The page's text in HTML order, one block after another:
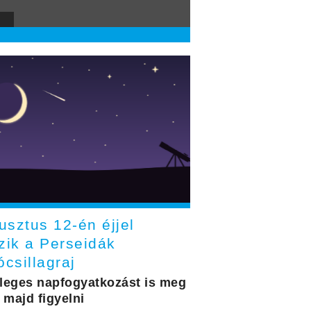
12-én éjjel
a Perseidák
napfogyatkozást is meg
majd figyelni